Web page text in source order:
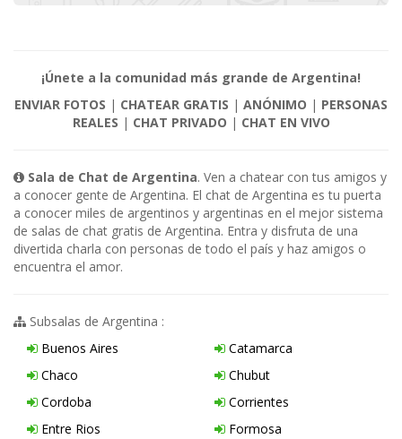
¡Únete a la comunidad más grande de Argentina!
ENVIAR FOTOS | CHATEAR GRATIS | ANÓNIMO | PERSONAS
REALES | CHAT PRIVADO | CHAT EN VIVO
Sala de Chat de Argentina. Ven a chatear con tus amigos y
a conocer gente de Argentina. El chat de Argentina es tu puerta
a conocer miles de argentinos y argentinas en el mejor sistema
de salas de chat gratis de Argentina. Entra y disfruta de una
divertida charla con personas de todo el país y haz amigos o
encuentra el amor.
Subsalas de Argentina :
Buenos Aires
Catamarca
Chaco
Chubut
Cordoba
Corrientes
Entre Rios
Formosa